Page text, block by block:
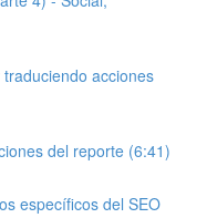
acciones
del reporte (6:41)
específicos del SEO